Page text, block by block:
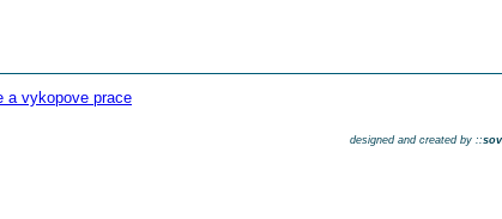
a vykopove prace
designed and created by ::